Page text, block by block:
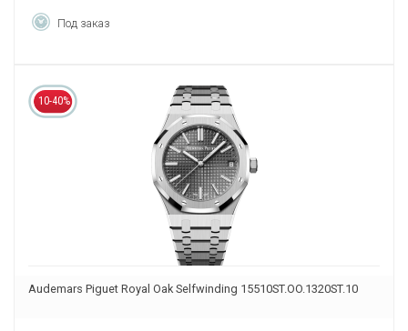
Под заказ
10-40%
Audemars Piguet Royal Oak Selfwinding 15510ST.OO.1320ST.10